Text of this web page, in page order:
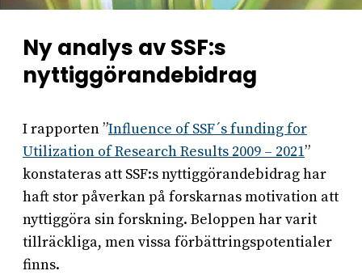
Ny analys av SSF:s
nyttiggörandebidrag
I rapporten ”Influence of SSF´s funding for
Utilization of Research Results 2009 – 2021”
konstateras att SSF:s nyttiggörandebidrag har
haft stor påverkan på forskarnas motivation att
nyttiggöra sin forskning. Beloppen har varit
tillräckliga, men vissa förbättringspotentialer
finns.